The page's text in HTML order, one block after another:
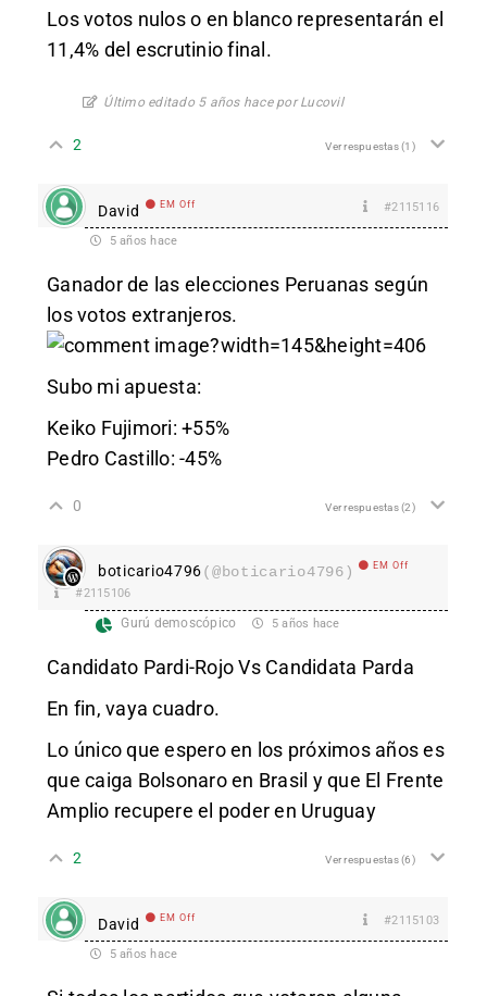
Los votos nulos o en blanco representarán el
11,4% del escrutinio final.
Último editado 5 años hace por Lucovil
2 Ver respuestas(1)
David EM Off #2115116
5 años hace
Ganador de las elecciones Peruanas según
los votos extranjeros.
?width=145&height=406
Subo mi apuesta:
Keiko Fujimori: +55%
Pedro Castillo: -45%
0 Ver respuestas(2)
boticario4796(@boticario4796) EM Off
#2115106
Gurú demoscópico 5 años hace
Candidato Pardi-Rojo Vs Candidata Parda
En fin, vaya cuadro.
Lo único que espero en los próximos años es
que caiga Bolsonaro en Brasil y que El Frente
Amplio recupere el poder en Uruguay
2 Ver respuestas(6)
David EM Off #2115103
5 años hace